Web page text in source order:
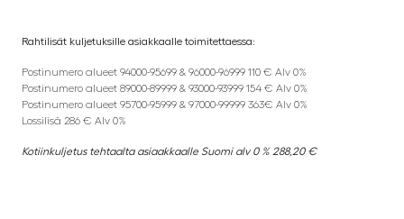
Rahtilisät kuljetuksille asiakkaalle toimitettaessa:
Postinumero alueet 94000-95699 & 96000-96999 110 € Alv 0%
Postinumero alueet 89000-89999 & 93000-93999 154 € Alv 0%
Postinumero alueet 95700-95999 & 97000-99999 363€ Alv 0%
Lossilisä 286 € Alv 0%
Kotiinkuljetus tehtaalta asiaakkaalle Suomi alv 0 % 288,20 €